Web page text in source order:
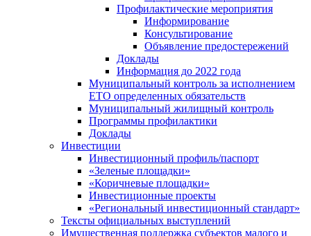
Профилактические мероприятия
Информирование
Консультирование
Объявление предостережений
Доклады
Информация до 2022 года
Муниципальный контроль за исполнением
ЕТО определенных обязательств
Муниципальный жилищный контроль
Программы профилактики
Доклады
Инвестиции
Инвестиционный профиль/паспорт
«Зеленые площадки»
«Коричневые площадки»
Инвестиционные проекты
«Региональный инвестиционный стандарт»
Тексты официальных выступлений
Имущественная поддержка субъектов малого и